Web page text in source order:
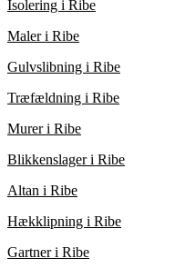
Isolering i Ribe
Maler i Ribe
Gulvslibning i Ribe
Træfældning i Ribe
Murer i Ribe
Blikkenslager i Ribe
Altan i Ribe
Hækklipning i Ribe
Gartner i Ribe